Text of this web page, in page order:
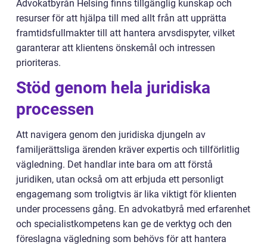
Advokatbyrån Helsing finns tillgänglig kunskap och
resurser för att hjälpa till med allt från att upprätta
framtidsfullmakter till att hantera arvsdispyter, vilket
garanterar att klientens önskemål och intressen
prioriteras.
Stöd genom hela juridiska
processen
Att navigera genom den juridiska djungeln av
familjerättsliga ärenden kräver expertis och tillförlitlig
vägledning. Det handlar inte bara om att förstå
juridiken, utan också om att erbjuda ett personligt
engagemang som troligtvis är lika viktigt för klienten
under processens gång. En advokatbyrå med erfarenhet
och specialistkompetens kan ge de verktyg och den
föreslagna vägledning som behövs för att hantera